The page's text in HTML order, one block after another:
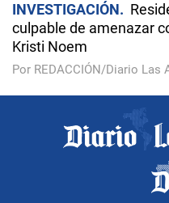
INVESTIGACIÓN
culpable de amenazar
Kristi Noem
Por REDACCIÓN/Diario Las